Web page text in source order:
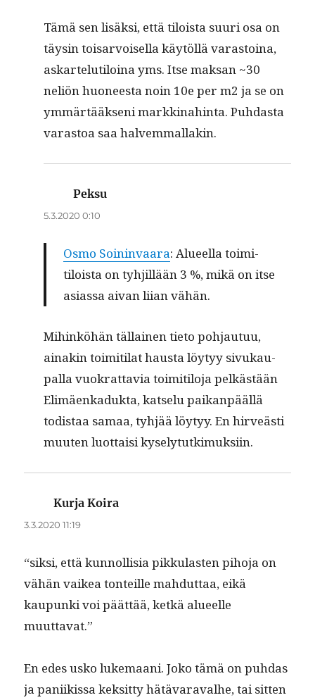
Tämä sen lisäk­si, että tiloista suuri osa on
täysin tois­ar­voisel­la käytöl­lä varas­toina,
askarte­lu­tiloina yms. Itse mak­san ~30
neliön huoneesta noin 10e per m2 ja se on
ymmärtääk­seni markki­nahin­ta. Puh­das­ta
varas­toa saa halvemmallakin.
Peksu
5.3.2020 0:10
Osmo Soin­in­vaara: Alueel­la toim­i­
tiloista on tyhjil­lään 3 %, mikä on itse
asi­as­sa aivan liian vähän.
Mihinköhän täl­lainen tieto poh­jau­tuu,
ainakin toim­i­ti­lat haus­ta löy­tyy sivukau­
pal­la vuokrat­tavia toim­i­tilo­ja pelkästään
Elimäenkaduk­ta, kat­selu paikan­pääl­lä
todis­taa samaa, tyhjää löy­tyy. En hirveästi
muuten luot­taisi kyselytutkimuksiin.
Kurja Koira
3.3.2020 11:19
“sik­si, että kun­nol­lisia pikku­las­ten piho­ja on
vähän vaikea ton­teille mah­dut­taa, eikä
kaupun­ki voi päät­tää, ketkä alueelle
muuttavat.”
En edes usko luke­maani. Joko tämä on puh­das
ja pani­ikissa kek­sit­ty hätä­var­aval­he, tai sit­ten